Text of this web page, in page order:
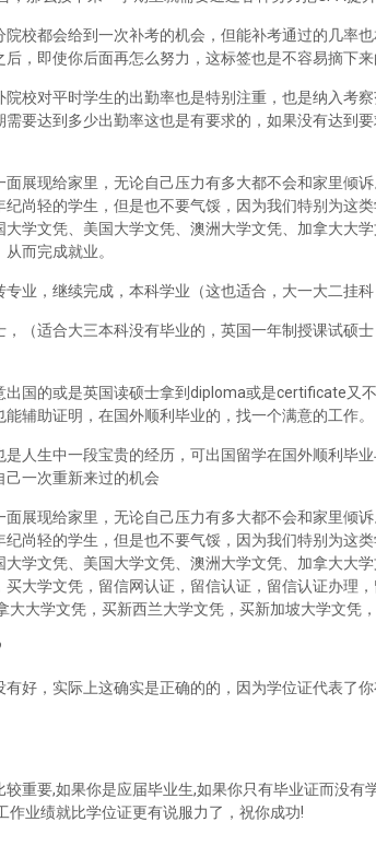
校都会给到一次补考的机会，但能补考通过的几率
，即使你后面再怎么努力，这标签也是不容易摘下来
院校对平时学生的出勤率也是特别注重，也是纳入考
要达到多少出勤率这也是有要求的，如果没有达到
面展现给家里，无论自己压力有多大都不会和家里倾
纪尚轻的学生，但是也不要气馁，因为我们特别为这
学文凭、美国大学文凭、澳洲大学文凭、加拿大大
而完成就业。
业，继续完成，本科学业（这也适合，大一大二挂
，（适合大三本科没有毕业的，英国一年制授课试硕
出国的或是英国读硕士拿到diploma或是certificate又
辅助证明，在国外顺利毕业的，找一个满意的工作。
人生中一段宝贵的经历，可出国留学在国外顺利毕
己一次重新来过的机会
面展现给家里，无论自己压力有多大都不会和家里倾
纪尚轻的学生，但是也不要气馁，因为我们特别为这
学文凭、美国大学文凭、澳洲大学文凭、加拿大大
大学文凭，留信网认证，留信认证，留信认证办理
大大学文凭，买新西兰大学文凭，买新加坡大学文凭
好，实际上这确实是正确的的，因为学位证代表了
重要,如果你是应届毕业生,如果你只有毕业证而没
作业绩就比学位证更有说服力了，祝你成功!